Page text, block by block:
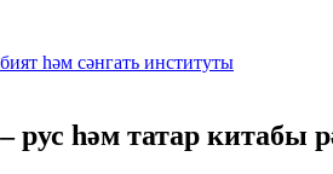
һәм сәнгать институты
рус һәм татар китабы